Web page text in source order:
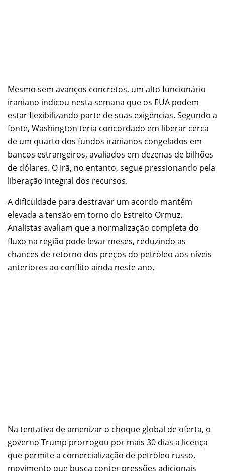
Mesmo sem avanços concretos, um alto funcionário
iraniano indicou nesta semana que os EUA podem
estar flexibilizando parte de suas exigências. Segundo a
fonte, Washington teria concordado em liberar cerca
de um quarto dos fundos iranianos congelados em
bancos estrangeiros, avaliados em dezenas de bilhões
de dólares. O Irã, no entanto, segue pressionando pela
liberação integral dos recursos.
A dificuldade para destravar um acordo mantém
elevada a tensão em torno do Estreito Ormuz.
Analistas avaliam que a normalização completa do
fluxo na região pode levar meses, reduzindo as
chances de retorno dos preços do petróleo aos níveis
anteriores ao conflito ainda neste ano.
Na tentativa de amenizar o choque global de oferta, o
governo Trump prorrogou por mais 30 dias a licença
que permite a comercialização de petróleo russo,
movimento que busca conter pressões adicionais